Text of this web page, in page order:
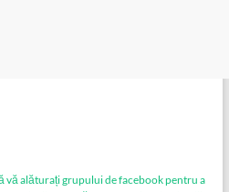
vă alăturați grupului de facebook pentru a